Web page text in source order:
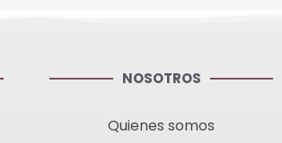
NOSOTROS
Quienes somos